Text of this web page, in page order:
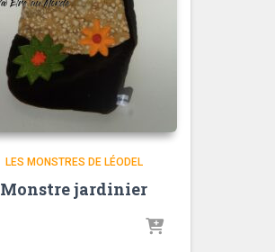
LES MONSTRES DE LÉODEL
Monstre jardinier